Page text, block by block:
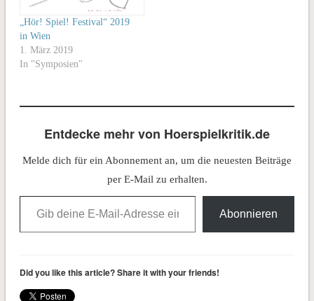
„Hör! Spiel! Festival“ 2019
in Wien
1. März 2019
In "Symposien"
Entdecke mehr von Hoerspielkritik.de
Melde dich für ein Abonnement an, um die neuesten Beiträge
per E-Mail zu erhalten.
Gib deine E-Mail-Adresse ein ...
Abonnieren
Did you like this article? Share it with your friends!